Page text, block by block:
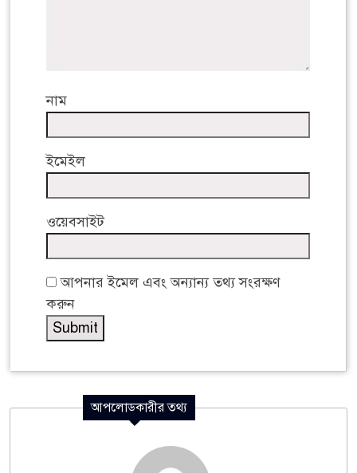
নাম
ইমেইল
ওয়েবসাইট
আপনার ইমেল এবং অন্যান্য তথ্য সংরক্ষণ
করুন
আপলোডকারীর তথ্য